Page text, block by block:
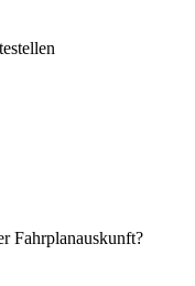
Fahrplanauskunft?